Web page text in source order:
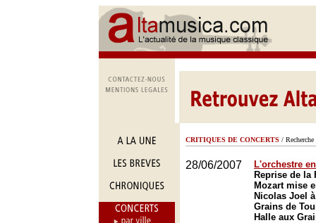
CRITIQUES DE CONCERTS / Recherche
28/06/2007
L'orchestre
Reprise de la
Mozart mise
Nicolas Joel
Grains de
Halle aux